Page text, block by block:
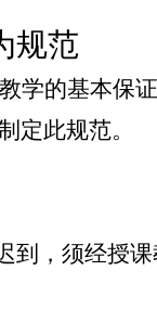
规范
学的基本保
定此规范。
到，须经授